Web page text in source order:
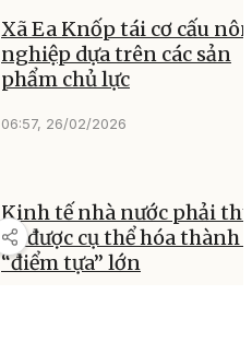
Xã Ea Knốp tái cơ cấu
nghiệp dựa trên các sản
phẩm chủ lực
06:57, 26/02/2026
Kinh tế nhà nước phải
sự được cụ thể hóa thành
“điểm tựa” lớn